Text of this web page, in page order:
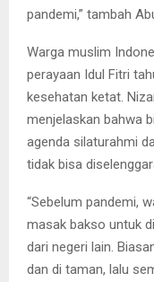
pandemi,” tambah
Warga muslim
perayaan Idul Fitri
kesehatan ketat.
menjelaskan bahwa
agenda silaturahmi
tidak bisa
“Sebelum pandemi,
masak bakso untuk
dari negeri lain.
dan di taman, lalu